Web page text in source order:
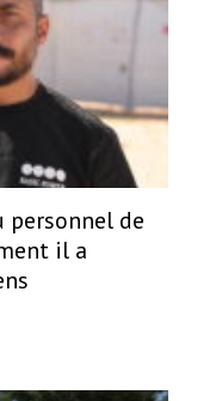
personnel de
il a